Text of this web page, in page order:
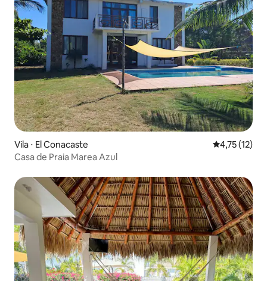
Vila ⋅ El Conacaste 4,75 de uma
4,75 (12)
Casa de Praia Marea Azul